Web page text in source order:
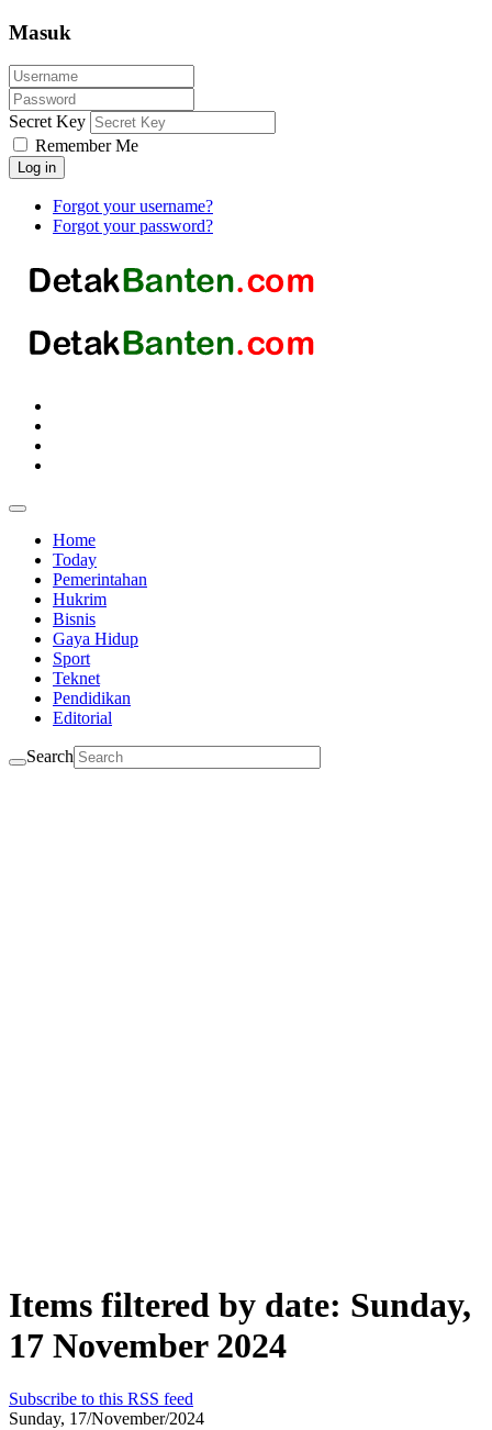
Masuk
Secret Key
Remember Me
Log in
Forgot your username?
Forgot your password?
Home
Today
Pemerintahan
Hukrim
Bisnis
Gaya Hidup
Sport
Teknet
Pendidikan
Editorial
Search
Items filtered by date: Sunday,
17 November 2024
Subscribe to this RSS feed
Sunday, 17/November/2024